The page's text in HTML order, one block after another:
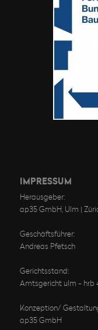
IMPRESSUM
Herausgeber:
ap35 GmbH, Ulm |
Geschäftsführer:
Andreas Pfetsch
Gerichtsstand:
Amtsgericht ulm - hrb
Konzeption/
ap35 GmbH